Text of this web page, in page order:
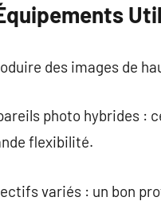
des images de
photo hybrides :
flexibilité.
variés : un bon